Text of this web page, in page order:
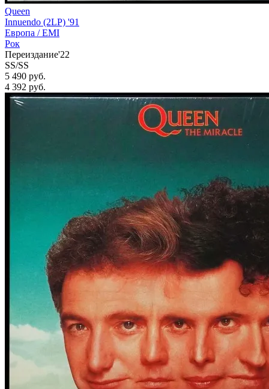
Queen
Innuendo (2LP) '91
Европа /EMI
Рок
Переиздание'22
SS/SS
5 490 руб.
4 392 руб.